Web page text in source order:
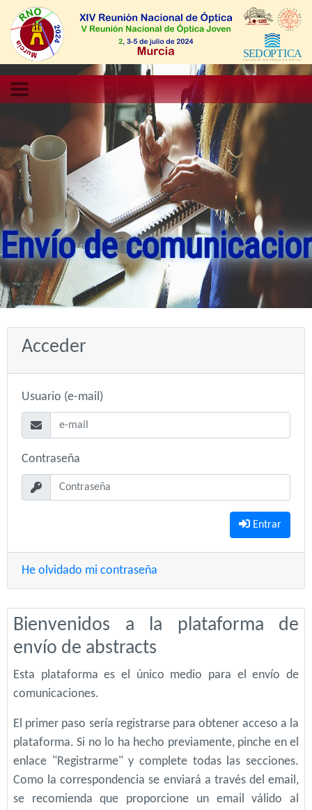
Envío de
Acceder
Usuario (e-mail)
Contraseña
Entrar
He olvidado mi contraseña
Bienvenidos a la plataforma de
envío de abstracts
Esta plataforma es el único medio para el envío de
comunicaciones.
El primer paso sería registrarse para obtener acceso a la
plataforma. Si no lo ha hecho previamente, pinche en el
enlace "Registrarme" y complete todas las secciones.
Como la correspondencia se enviará a través del email,
se recomienda que proporcione un email válido al